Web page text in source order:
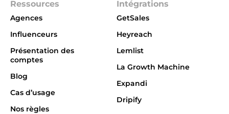
Ressources
Agences
Influenceurs
Présentation des
comptes
Blog
Cas d’usage
Nos règles
Intégrations
GetSales
Heyreach
Lemlist
La Growth Machine
Expandi
Dripify